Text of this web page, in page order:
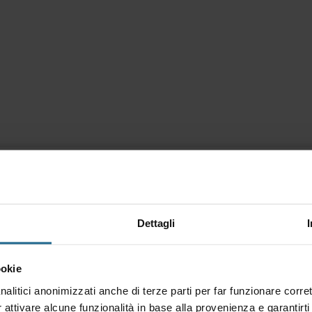
Dettagli
anonimizzati anche di terze parti per far funzionare
attivare alcune funzionalità in base alla provenienza e
Dirigenti Aggiornamento
e specifica formazione e
propri compiti in materia di salute e sicurezza
formazione di aggiornamento sono stati